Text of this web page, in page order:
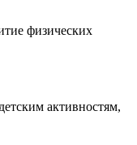
физических
активностям,